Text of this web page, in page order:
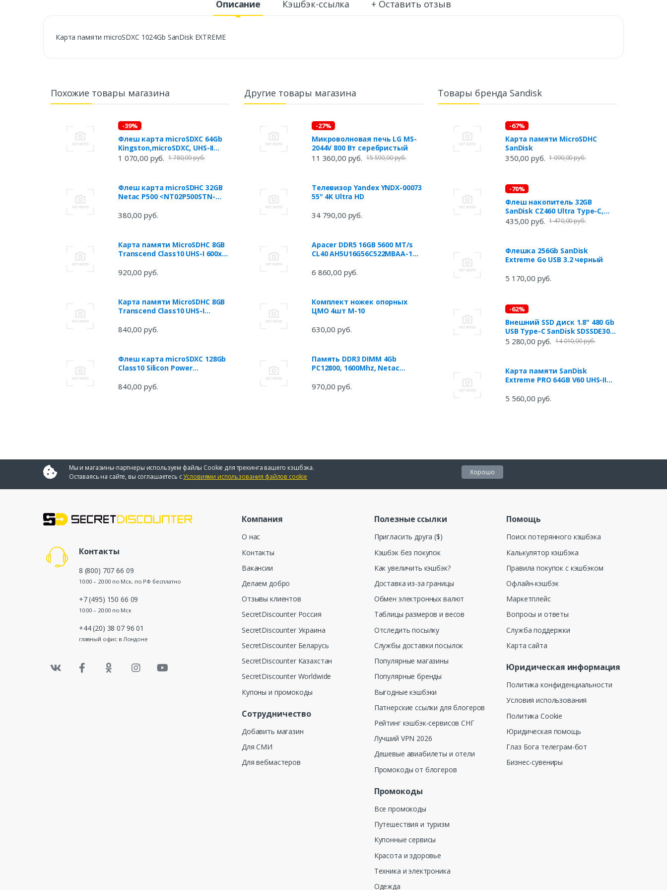
Описание Кэшбэк-ссылка + Оставить отзыв
Карта памяти microSDXC 1024Gb SanDisk EXTREME
Похожие товары магазина
-39%
Флеш карта microSDXC 64Gb
Kingston,microSDXC, UHS-II
Class U3 V30 A2, чтение:
170Мб/с, запись: 70Мб/с, с
1 070,00 руб. 1 780,00 руб.
Флеш карта microSDHC 32GB
Netac P500 <NT02P500STN-
80MB/s
380,00 руб.
Карта памяти MicroSDHC 8GB
Transcend Class10 UHS-I 600x
920,00 руб.
Карта памяти MicroSDHC 8GB
Transcend Class10 UHS-I
840,00 руб.
Флеш карта microSDXC 128Gb
Class10 Silicon Power
adapter Card Reader
840,00 руб.
Другие товары магазина
-27%
Микроволновая печь LG MS-
2044V 800 Вт серебристый
11 360,00 руб. 15 590,00 руб.
Телевизор Yandex YNDX-00073
55" 4K Ultra HD
34 790,00 руб.
Apacer DDR5 16GB 5600 MT/s
CL40 AH5U16G56C522MBAA-1
6 860,00 руб.
Комплект ножек опорных
ЦМО 4шт М-10
630,00 руб.
Память DDR3 DIMM 4Gb
PC12800, 1600Mhz, Netac
970,00 руб.
Товары бренда Sandisk
-67%
Карта памяти MicroSDHC
SanDisk
350,00 руб. 1 090,00 руб.
-70%
Флеш накопитель 32GB
SanDisk CZ460 Ultra Type-C,
USB Type-C, Black
435,00 руб. 1 470,00 руб.
Флешка 256Gb SanDisk
Extreme Go USB 3.2 черный
5 170,00 руб.
-62%
Внешний SSD диск 1.8" 480 Gb
USB Type-C SanDisk SDSSDE30-
480G-G25 черный
5 280,00 руб. 14 010,00 руб.
Карта памяти SanDisk
Extreme PRO 64GB V60 UHS-II
280/100MB/s,V60,C10,UHS-II
5 560,00 руб.
Мы и магазины-партнеры используем файлы Cookie для трекинга вашего кэшбэка.
Оставаясь на сайте, вы соглашаетесь сУсловиями использования файлов cookie
Хорошо
Контакты
8 (800) 707 66 09
10:00 – 20:00 по Мск, по РФ бесплатно
+7 (495) 150 66 09
10:00 – 20:00 по Мск
+44 (20) 38 07 96 01
главный офис в Лондоне
Компания
О нас
Контакты
Вакансии
Делаем добро
Отзывы клиентов
SecretDiscounter Россия
SecretDiscounter Украина
SecretDiscounter Беларусь
SecretDiscounter Казахстан
SecretDiscounter Worldwide
Купоны и промокоды
Сотрудничество
Добавить магазин
Для СМИ
Для вебмастеров
Полезные ссылки
Пригласить друга ($)
Кэшбэк без покупок
Как увеличить кэшбэк?
Доставка из-за границы
Обмен электронных валют
Таблицы размеров и весов
Отследить посылку
Службы доставки посылок
Популярные магазины
Популярные бренды
Выгодные кэшбэки
Патнерские ссылки для блогеров
Рейтинг кэшбэк-сервисов СНГ
Лучший VPN 2026
Дешевые авиабилеты и отели
Промокоды от блогеров
Промокоды
Все промокоды
Путешествия и туризм
Купонные сервисы
Красота и здоровье
Техника и электроника
Одежда
Помощь
Поиск потерянного кэшбэка
Калькулятор кэшбэка
Правила покупок с кэшбэком
Офлайн-кэшбэк
Маркетплейс
Вопросы и ответы
Служба поддержки
Карта сайта
Юридическая информация
Политика конфиденциальности
Условия использования
Политика Cookie
Юридическая помощь
Глаз Бога телеграм-бот
Бизнес-сувениры